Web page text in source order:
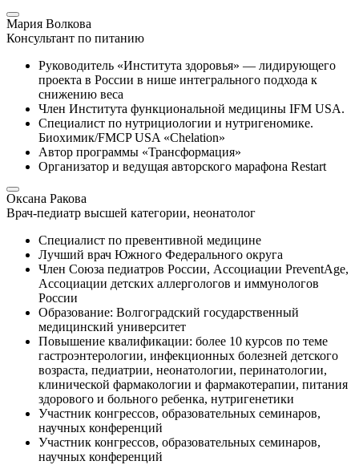
Мария Волкова
Консультант по питанию
Руководитель «Института здоровья» — лидирующего
проекта в России в нише интегрального подхода к
снижению веса
Член Института функциональной медицины IFM USA.
Специалист по нутрициологии и нутригеномике.
Биохимик/FMCP USA «Chelation»
Автор программы «Трансформация»
Организатор и ведущая авторского марафона Restart
Оксана Ракова
Врач-педиатр высшей категории, неонатолог
Специалист по превентивной медицине
Лучший врач Южного Федерального округа
Член Союза педиатров России, Ассоциации PreventAge,
Ассоциации детских аллергологов и иммунологов
России
Образование: Волгоградский государственный
медицинский университет
Повышение квалификации: более 10 курсов по теме
гастроэнтерологии, инфекционных болезней детского
возраста, педиатрии, неонатологии, перинатологии,
клинической фармакологии и фармакотерапии, питания
здорового и больного ребенка, нутригенетики
Участник конгрессов, образовательных семинаров,
научных конференций
Участник конгрессов, образовательных семинаров,
научных конференций